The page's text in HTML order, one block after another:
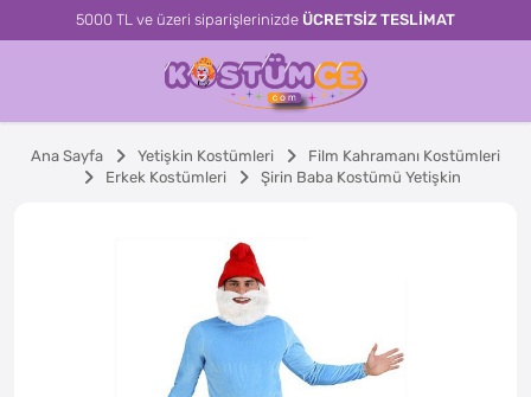
5000 TL ve üzeri siparişlerinizde ÜCRETSİZ TESLİMAT
Ana Sayfa Yetişkin Kostümleri
Film Kahramanı Kostümleri
Erkek Kostümleri
Şirin Baba Kostümü Yetişkin